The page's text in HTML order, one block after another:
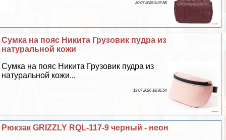
20 07 2026 6:37:58
Сумка на пояс Никита Грузовик пудра из
натуральной кожи
Сумка на пояс Никита Грузовик пудра из
натуральной кожи...
19 07 2026 18:36:54
Рюкзак GRIZZLY RQL-117-9 черный - неон